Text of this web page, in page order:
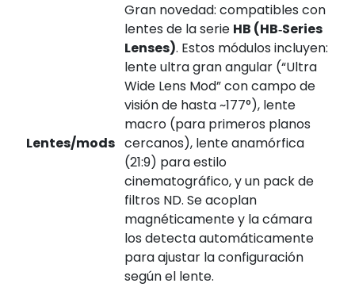
Lentes/mods
Gran novedad: compatibles con
lentes de la serie HB (HB‑Series
Lenses). Estos módulos incluyen:
lente ultra gran angular (“Ultra
Wide Lens Mod” con campo de
visión de hasta ~177°), lente
macro (para primeros planos
cercanos), lente anamórfica
(21:9) para estilo
cinematográfico, y un pack de
filtros ND. Se acoplan
magnéticamente y la cámara
los detecta automáticamente
para ajustar la configuración
según el lente.